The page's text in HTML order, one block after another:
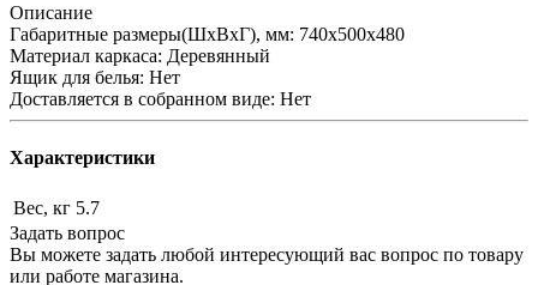
Описание
Габаритные размеры(ШхВхГ), мм: 740х500х480
Материал каркаса: Деревянный
Ящик для белья: Нет
Доставляется в собранном виде: Нет
Характеристики
Вес, кг 5.7
Задать вопрос
Вы можете задать любой интересующий вас вопрос по товару
или работе магазина.